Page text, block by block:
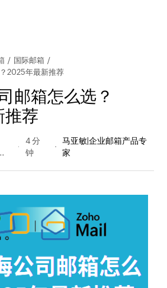
/ 国际邮箱 /
2025年最新推荐
邮箱怎么选？
荐
4 分
钟
马亚敏|企业邮箱产品专
家